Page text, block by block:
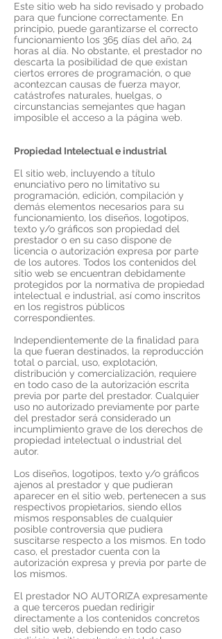
Este sitio web ha sido revisado y probado
para que funcione correctamente. En
principio, puede garantizarse el correcto
funcionamiento los 365 días del año, 24
horas al día. No obstante, el prestador no
descarta la posibilidad de que existan
ciertos errores de programación, o que
acontezcan causas de fuerza mayor,
catástrofes naturales, huelgas, o
circunstancias semejantes que hagan
imposible el acceso a la página web.
Propiedad Intelectual e industrial
El sitio web, incluyendo a título
enunciativo pero no limitativo su
programación, edición, compilación y
demás elementos necesarios para su
funcionamiento, los diseños, logotipos,
texto y/o gráficos son propiedad del
prestador o en su caso dispone de
licencia o autorización expresa por parte
de los autores. Todos los contenidos del
sitio web se encuentran debidamente
protegidos por la normativa de propiedad
intelectual e industrial, así como inscritos
en los registros públicos
correspondientes.
Independientemente de la finalidad para
la que fueran destinados, la reproducción
total o parcial, uso, explotación,
distribución y comercialización, requiere
en todo caso de la autorización escrita
previa por parte del prestador. Cualquier
uso no autorizado previamente por parte
del prestador será considerado un
incumplimiento grave de los derechos de
propiedad intelectual o industrial del
autor.
Los diseños, logotipos, texto y/o gráficos
ajenos al prestador y que pudieran
aparecer en el sitio web, pertenecen a sus
respectivos propietarios, siendo ellos
mismos responsables de cualquier
posible controversia que pudiera
suscitarse respecto a los mismos. En todo
caso, el prestador cuenta con la
autorización expresa y previa por parte de
los mismos.
El prestador NO AUTORIZA expresamente
a que terceros puedan redirigir
directamente a los contenidos concretos
del sitio web, debiendo en todo caso